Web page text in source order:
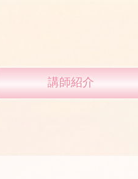
講師紹介